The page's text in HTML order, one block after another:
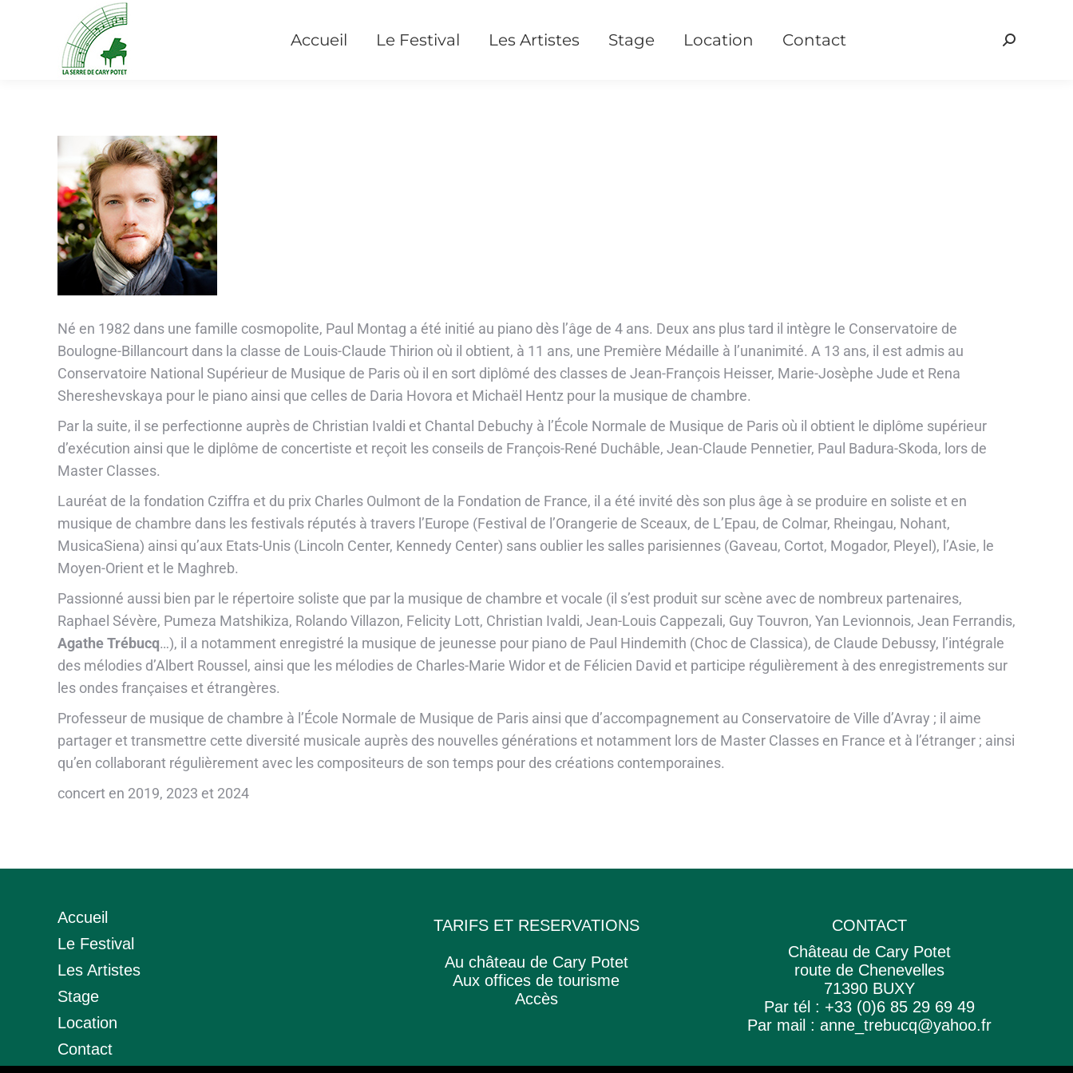
Accueil Le Festival Les Artistes Stage Location Contact
Recherche
Né en 1982 dans une famille cosmopolite, Paul Montag a été initié au piano dès l’âge de 4 ans. Deux ans plus tard il intègre le Conservatoire de
Boulogne-Billancourt dans la classe de Louis-Claude Thirion où il obtient, à 11 ans, une Première Médaille à l’unanimité. A 13 ans, il est admis au
Conservatoire National Supérieur de Musique de Paris où il en sort diplômé des classes de Jean-François Heisser, Marie-Josèphe Jude et Rena
Shereshevskaya pour le piano ainsi que celles de Daria Hovora et Michaël Hentz pour la musique de chambre.
Par la suite, il se perfectionne auprès de Christian Ivaldi et Chantal Debuchy à l’École Normale de Musique de Paris où il obtient le diplôme supérieur
d’exécution ainsi que le diplôme de concertiste et reçoit les conseils de François-René Duchâble, Jean-Claude Pennetier, Paul Badura-Skoda, lors de
Master Classes.
Lauréat de la fondation Cziffra et du prix Charles Oulmont de la Fondation de France, il a été invité dès son plus âge à se produire en soliste et en
musique de chambre dans les festivals réputés à travers l’Europe (Festival de l’Orangerie de Sceaux, de L’Epau, de Colmar, Rheingau, Nohant,
MusicaSiena) ainsi qu’aux Etats-Unis (Lincoln Center, Kennedy Center) sans oublier les salles parisiennes (Gaveau, Cortot, Mogador, Pleyel), l’Asie, le
Moyen-Orient et le Maghreb.
Passionné aussi bien par le répertoire soliste que par la musique de chambre et vocale (il s’est produit sur scène avec de nombreux partenaires,
Raphael Sévère, Pumeza Matshikiza, Rolando Villazon, Felicity Lott, Christian Ivaldi, Jean-Louis Cappezali, Guy Touvron, Yan Levionnois, Jean Ferrandis,
Agathe Trébucq…), il a notamment enregistré la musique de jeunesse pour piano de Paul Hindemith (Choc de Classica), de Claude Debussy, l’intégrale
des mélodies d’Albert Roussel, ainsi que les mélodies de Charles-Marie Widor et de Félicien David et participe régulièrement à des enregistrements sur
les ondes françaises et étrangères.
Professeur de musique de chambre à l’École Normale de Musique de Paris ainsi que d’accompagnement au Conservatoire de Ville d’Avray ; il aime
partager et transmettre cette diversité musicale auprès des nouvelles générations et notamment lors de Master Classes en France et à l’étranger ; ainsi
qu’en collaborant régulièrement avec les compositeurs de son temps pour des créations contemporaines.
concert en 2019, 2023 et 2024
Accueil
Le Festival
Les Artistes
Stage
Location
Contact
TARIFS ET RESERVATIONS
Au château de Cary Potet
Aux offices de tourisme
Accès
CONTACT
Château de Cary Potet
route de Chenevelles
71390 BUXY
Par tél : +33 (0)6 85 29 69 49
Par mail : anne_trebucq@yahoo.fr